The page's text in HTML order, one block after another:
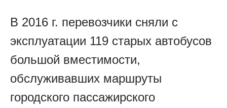
В 2016 г. перевозчики сняли с
эксплуатации 119 старых автобусов
большой вместимости,
обслуживавших маршруты
городского пассажирского